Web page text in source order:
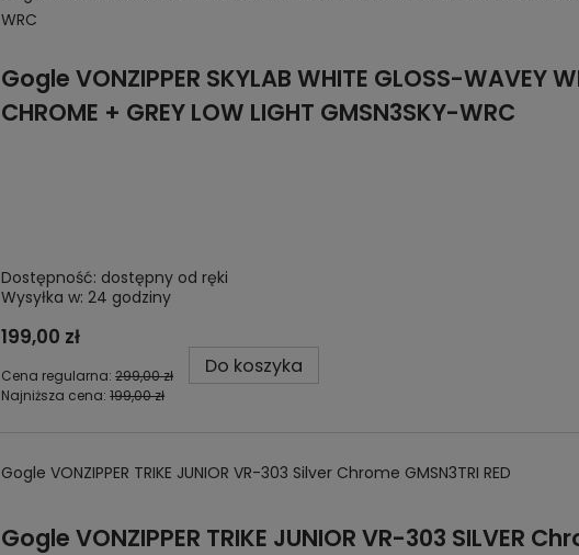
WRC
GogleVONZIPPER SKYLAB WHITE GLOSS-WAVEY
CHROME + GREY LOW LIGHT GMSN3SKY-WRC
Dostępność: dostępny od ręki
Wysyłka w: 24 godziny
199,00 zł
Cena regularna:299,00 zł
Najniższa cena:199,00 zł
Do koszyka
Gogle VONZIPPER TRIKE JUNIOR VR-303 Silver Chrome GMSN3TRI RED
GogleVONZIPPER TRIKE JUNIOR VR-303 SILVER